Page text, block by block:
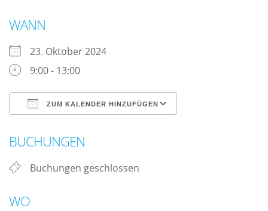
WANN
23. Oktober 2024
9:00 - 13:00
ZUM KALENDER HINZUFÜGEN
BUCHUNGEN
Buchungen geschlossen
WO